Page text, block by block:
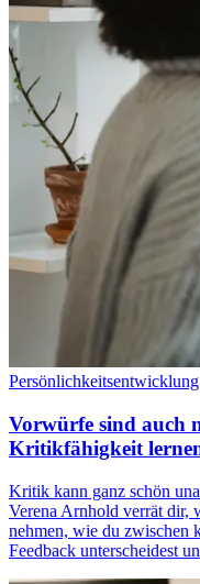
Persönlichkeitsentwicklung
Vorwürfe sind auch
Kritikfähigkeit
Kritik kann ganz schön
Verena Arnhold verrät dir,
nehmen, wie du zwischen
Feedback unterscheidest